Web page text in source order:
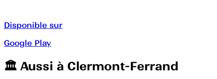
Disponible sur
Google Play
🏛️️ Aussi à Clermont-Ferrand